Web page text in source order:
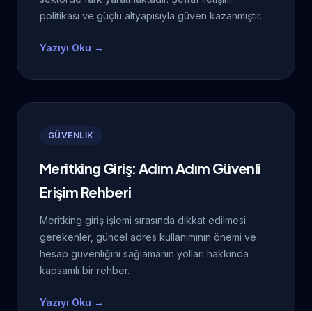
politikası ve güçlü altyapısıyla güven kazanmıştır.
Yazıyı Oku →
GÜVENLİK
Meritking Giriş: Adım Adım Güvenli
Erişim Rehberi
Meritking giriş işlemi sırasında dikkat edilmesi
gerekenler, güncel adres kullanımının önemi ve
hesap güvenliğini sağlamanın yolları hakkında
kapsamlı bir rehber.
Yazıyı Oku →